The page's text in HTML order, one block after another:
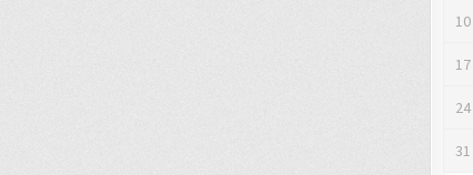
10
17
24
31